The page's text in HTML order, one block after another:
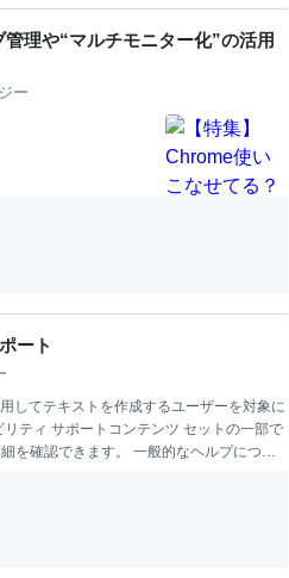
理や“マルチモニター化”の活用
ー
ート
してテキストを作成するユーザーを対象に
リティ サポートコンテンツ セットの一部で
を確認できます。 一般的なヘルプについ
が必要です。 音声アクセス コマンドの一
します。 音声アクセスは、
ザーが、自分の音声のみを使用して、イン